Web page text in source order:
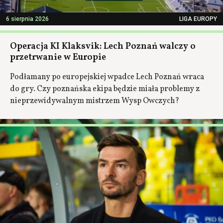
6 sierpnia 2026 LIGA EUROPY
Operacja KI Klaksvik: Lech Poznań walczy o
przetrwanie w Europie
Podłamany po europejskiej wpadce Lech Poznań wraca
do gry. Czy poznańska ekipa będzie miała problemy z
nieprzewidywalnym mistrzem Wysp Owczych?